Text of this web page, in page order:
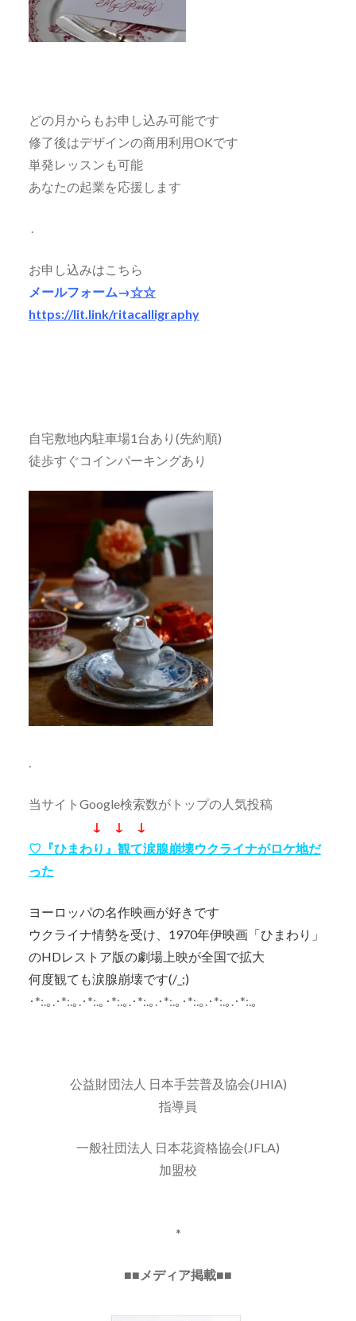
どの月からもお申し込み可能です
修了後はデザインの商用利用OKです
単発レッスンも可能
あなたの起業を応援します
お申し込みはこちら
メールフォーム→☆☆
https://lit.link/ritacalligraphy
自宅敷地内駐車場1台あり(先約順)
徒歩すぐコインパーキングあり
当サイトGoogle検索数がトップの人気投稿
↓ ↓ ↓
♡『ひまわり』観て涙腺崩壊ウクライナがロケ地だ
った
ヨーロッパの名作映画が好きです
ウクライナ情勢を受け、1970年伊映画「ひまわり」
のHDレストア版の劇場上映が全国で拡大
何度観ても涙腺崩壊です(/_;)
･*:.｡.･*:.｡.･*:.｡･*:.｡.･*:.｡.･*:.｡･*:.｡.･*:.｡.･*:.｡
公益財団法人 日本手芸普及協会(JHIA)
指導員
一般社団法人 日本花資格協会(JFLA)
加盟校
*
■■メディア掲載■■